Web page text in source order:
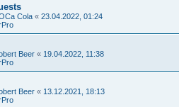
Cola « 23.04.2022, 01:24
Beer « 19.04.2022, 11:38
Beer « 13.12.2021, 18:13